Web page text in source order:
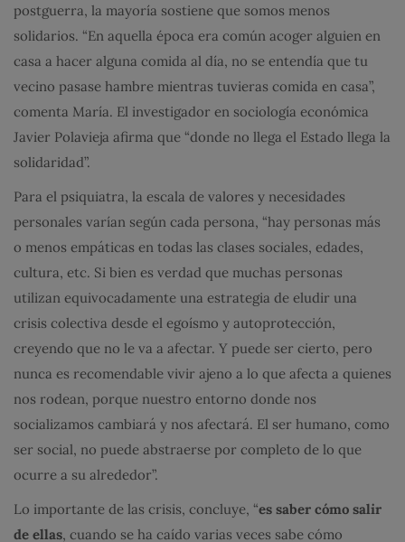
postguerra, la mayoría sostiene que somos menos
solidarios. “En aquella época era común acoger alguien en
casa a hacer alguna comida al día, no se entendía que tu
vecino pasase hambre mientras tuvieras comida en casa”,
comenta María. El investigador en sociología económica
Javier Polavieja afirma que “donde no llega el Estado llega la
solidaridad”.
Para el psiquiatra, la escala de valores y necesidades
personales varían según cada persona, “hay personas más
o menos empáticas en todas las clases sociales, edades,
cultura, etc. Si bien es verdad que muchas personas
utilizan equivocadamente una estrategia de eludir una
crisis colectiva desde el egoísmo y autoprotección,
creyendo que no le va a afectar. Y puede ser cierto, pero
nunca es recomendable vivir ajeno a lo que afecta a quienes
nos rodean, porque nuestro entorno donde nos
socializamos cambiará y nos afectará. El ser humano, como
ser social, no puede abstraerse por completo de lo que
ocurre a su alrededor”.
Lo importante de las crisis, concluye, “es saber cómo salir
de ellas, cuando se ha caído varias veces sabe cómo